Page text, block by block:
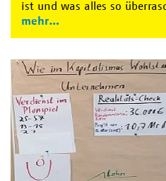
ist und was alles so
mehr